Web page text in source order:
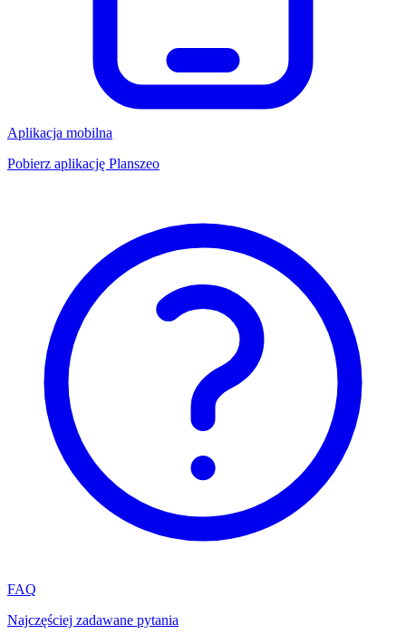
Aplikacja mobilna
Pobierz aplikację Planszeo
FAQ
Najczęściej zadawane pytania